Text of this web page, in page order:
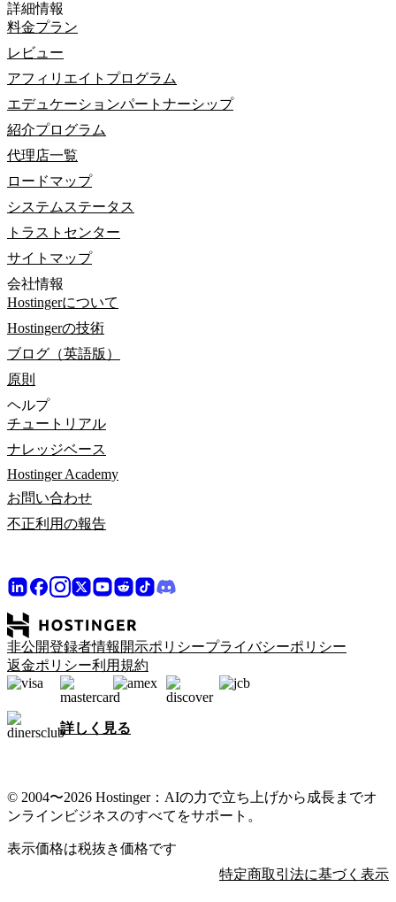
詳細情報
料金プラン
レビュー
アフィリエイトプログラム
エデュケーションパートナーシップ
紹介プログラム
代理店一覧
ロードマップ
システムステータス
トラストセンター
サイトマップ
会社情報
Hostingerについて
Hostingerの技術
ブログ（英語版）
原則
ヘルプ
チュートリアル
ナレッジベース
Hostinger Academy
お問い合わせ
不正利用の報告
非公開登録者情報開示ポリシープライバシーポリシー
返金ポリシー利用規約
詳しく見る
© 2004〜2026 Hostinger：AIの力で立ち上げから成長までオ
ンラインビジネスのすべてをサポート。
表示価格は税抜き価格です
特定商取引法に基づく表示